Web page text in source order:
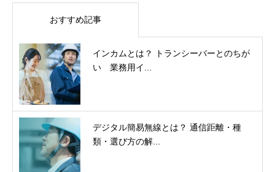
おすすめ記事
インカムとは？ トランシーバーとのちが
い 業務用イ...
デジタル簡易無線とは？ 通信距離・種
類・選び方の解...